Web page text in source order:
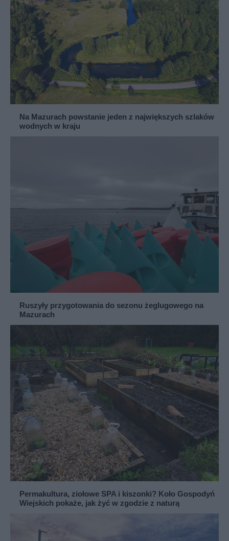
Na Mazurach powstanie jeden z największych szlaków
wodnych w kraju
Ruszyły przygotowania do sezonu żeglugowego na
Mazurach
Permakultura, ziołowe SPA i kiszonki? Koło Gospodyń
Wiejskich pokaże, jak żyć w zgodzie z naturą